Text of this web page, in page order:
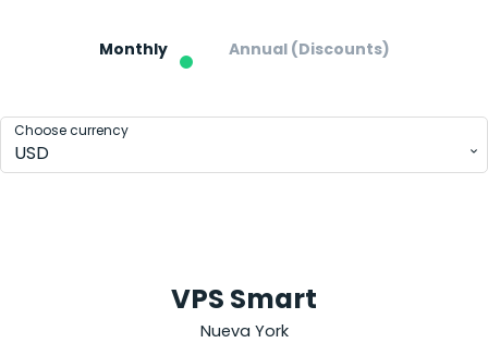
Monthly Annual (Discounts)
Choose currency
USD
VPS Smart
Nueva York